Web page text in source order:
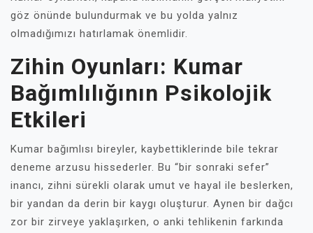
göz önünde bulundurmak ve bu yolda yalnız
olmadığımızı hatırlamak önemlidir.
Zihin Oyunları: Kumar
Bağımlılığının Psikolojik
Etkileri
Kumar bağımlısı bireyler, kaybettiklerinde bile tekrar
deneme arzusu hissederler. Bu “bir sonraki sefer”
inancı, zihni sürekli olarak umut ve hayal ile beslerken,
bir yandan da derin bir kaygı oluşturur. Aynen bir dağcı
zor bir zirveye yaklaşırken, o anki tehlikenin farkında